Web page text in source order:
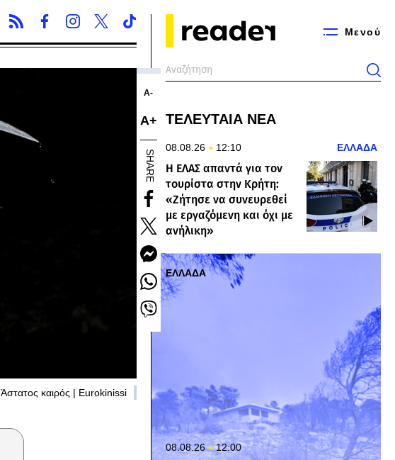
Μενού
Άστατος καιρός | Eurokinissi
Α-
Α+
SHARE
ΤΕΛΕΥΤΑΙΑ ΝΕΑ
08.08.26 12:10 ΕΛΛΑΔΑ
Η ΕΛΑΣ απαντά για τον
τουρίστα στην Κρήτη:
«Ζήτησε να συνευρεθεί
με εργαζόμενη και όχι με
ανήλικη»
ΕΛΛΑΔΑ
08.08.26 12:00